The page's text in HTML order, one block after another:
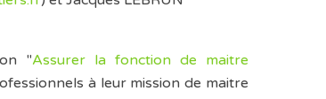
"Assurer la fonction de maitre
à leur mission de maitre